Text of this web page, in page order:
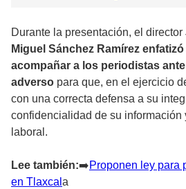
Durante la presentación, el
Miguel Sánchez Ramírez
acompañar a los periodistas
adverso para que, en el ejercicio
con una correcta defensa a su
confidencialidad de su información
laboral.
Lee también:➡️Proponen ley para
en Tlaxcal a